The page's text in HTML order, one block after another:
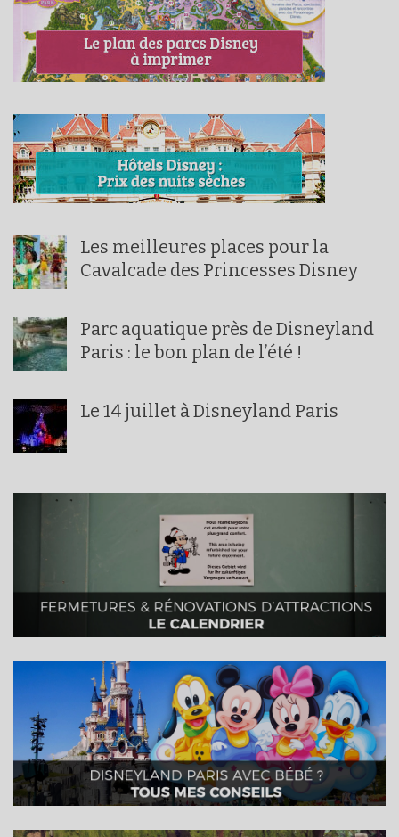
Les meilleures places pour la
Cavalcade des Princesses Disney
Parc aquatique près de Disneyland
Paris : le bon plan de l’été !
Le 14 juillet à Disneyland Paris